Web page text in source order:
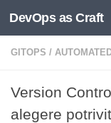
Skip to content
DevOps as Craft
GITOPS /
Version
alegere